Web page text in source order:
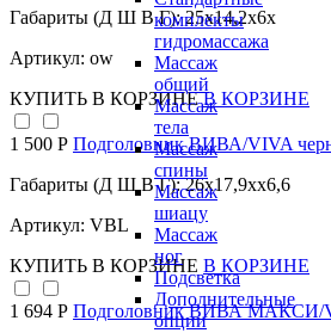
комплекты
гидромассажа
Массаж
общий
Массаж
тела
Массаж
спины
Массаж
шиацу
Массаж
ног
Подсветка
Дополнительные
опции
Габариты (Д Ш В Г): 25x14,2x6x
Артикул: ow
КУПИТЬ В КОРЗИНЕ В КОРЗИНЕ
1 500 Р Подголовник ВИВА/VIVA
Габариты (Д Ш В Г): 26x17,9xx6,6
Артикул: VBL
КУПИТЬ В КОРЗИНЕ В КОРЗИНЕ
1 694 Р Подголовник ВИВА МАКСИ/